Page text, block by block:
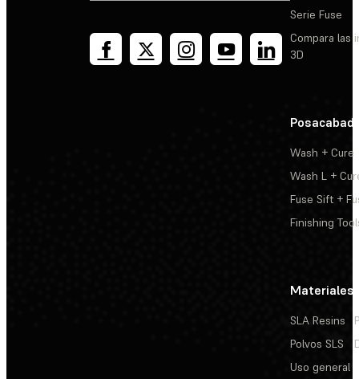
Serie Fuse
Compara las
3D
Wash + Cure
Wash L +
Fuse Sift +
Finishing
Materiales
SLA Resins
Polvos SLS
Uso general